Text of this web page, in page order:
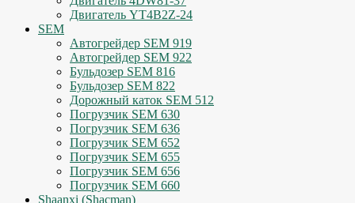
Двигатель YT4B2Z-24
SEM
Автогрейдер SEM 919
Автогрейдер SEM 922
Бульдозер SEM 816
Бульдозер SEM 822
Дорожный каток SEM 512
Погрузчик SEM 630
Погрузчик SEM 636
Погрузчик SEM 652
Погрузчик SEM 655
Погрузчик SEM 656
Погрузчик SEM 660
Shaanxi (Shacman)